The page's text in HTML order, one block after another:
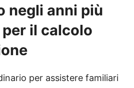
negli anni più
il calcolo
per assistere familiari